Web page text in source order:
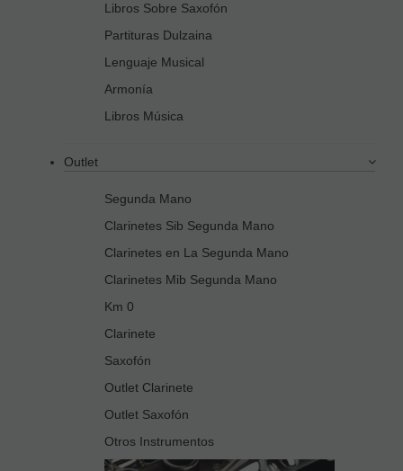
Libros Sobre Saxofón
Partituras Dulzaina
Lenguaje Musical
Armonía
Libros Música
Outlet
Segunda Mano
Clarinetes Sib Segunda Mano
Clarinetes en La Segunda Mano
Clarinetes Mib Segunda Mano
Km 0
Clarinete
Saxofón
Outlet Clarinete
Outlet Saxofón
Otros Instrumentos